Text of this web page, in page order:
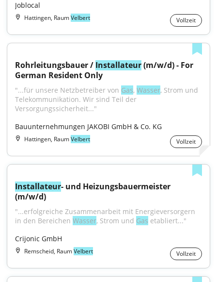
Joblocal
Hattingen, RaumVelbert Vollzeit
Rohrleitungsbauer / Installateur (m/w/d) - For
German Resident Only
"...für unsere Netzbetreiber von Gas, Wasser, Strom und
Telekommunikation. Wir sind Teil der
Versorgungssicherheit..."
Bauunternehmungen JAKOBI GmbH & Co. KG
Hattingen, RaumVelbert Vollzeit
Installateur- und Heizungsbauermeister
(m/w/d)
"...erfolgreiche Zusammenarbeit mit Energieversorgern
in den Bereichen Wasser, Strom und Gas etabliert..."
Crijonic GmbH
Remscheid, RaumVelbert Vollzeit